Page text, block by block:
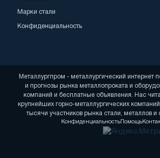
Марки стали
Конфиденциальность
Металлургпром - металлургический интернет
и прогнозы рынка металлопроката и
компаний и бесплатные объявления. Нас
крупнейших горно-металлургических
тысячи участников рынка стали, металлов и
КонфиденциальностьПомощь